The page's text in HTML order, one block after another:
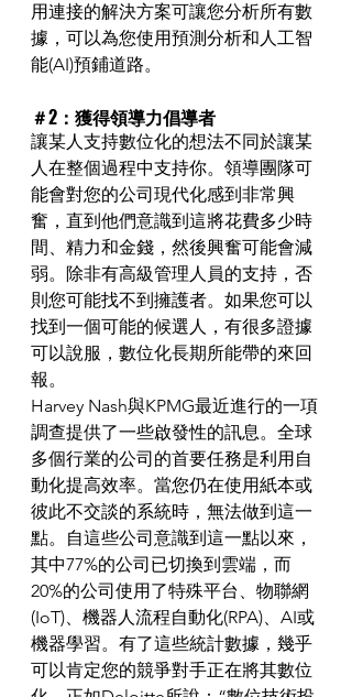
用連接的解決方案可讓您分析所有數
據，可以為您使用預測分析和人工智
能(AI)預鋪道路。
＃2：獲得領導力倡導者
讓某人支持數位化的想法不同於讓某
人在整個過程中支持你。領導團隊可
能會對您的公司現代化感到非常興
奮，直到他們意識到這將花費多少時
間、精力和金錢，然後興奮可能會減
弱。除非有高級管理人員的支持，否
則您可能找不到擁護者。如果您可以
找到一個可能的候選人，有很多證據
可以說服，數位化長期所能帶的來回
報。
Harvey Nash與KPMG最近進行的一項
調查提供了一些啟發性的訊息。全球
多個行業的公司的首要任務是利用自
動化提高效率。當您仍在使用紙本或
彼此不交談的系統時，無法做到這一
點。自這些公司意識到這一點以來，
其中77%的公司已切換到雲端，而
20%的公司使用了特殊平台、物聯網
(IoT)、機器人流程自動化(RPA)、AI或
機器學習。有了這些統計數據，幾乎
可以肯定您的競爭對手正在將其數位